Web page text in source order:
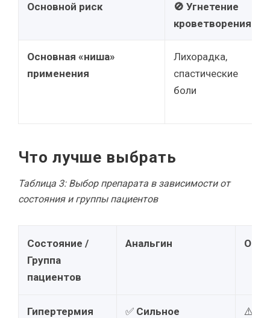
Основной риск
🚫 Угнетение
кроветворения
Основная «ниша»
применения
Лихорадка,
спастические
боли
Что лучше выбрать
Таблица 3: Выбор препарата в зависимости от
состояния и группы пациентов
Состояние /
Группа
пациентов
Анальгин Оки
Гипертермия
✅ Сильное
⚠️